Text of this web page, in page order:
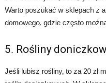
Warto poszukać w sklepach z
domowego, gdzie często
5. Rośliny
Jeśli lubisz rośliny, to za 20 zł